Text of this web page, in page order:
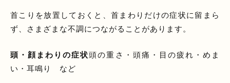
首こりを放置しておくと、首まわりだけの症状に留まら
ず、さまざまな不調につながることがあります。
頭・顔まわりの症状頭の重さ・頭痛・目の疲れ・めま
い・耳鳴り など